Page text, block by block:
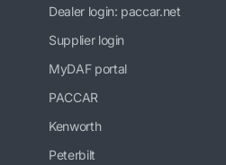
Dealer login: paccar.net
Supplier login
MyDAF portal
PACCAR
Kenworth
Peterbilt